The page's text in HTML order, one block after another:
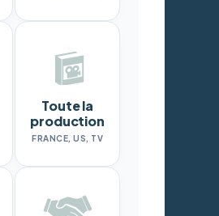
Toute la
production
FRANCE, US, TV